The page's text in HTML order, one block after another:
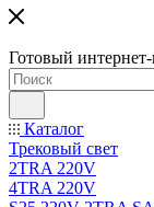
Готовый
Каталог
Трековый свет
2TRA 220V
4TRA 220V